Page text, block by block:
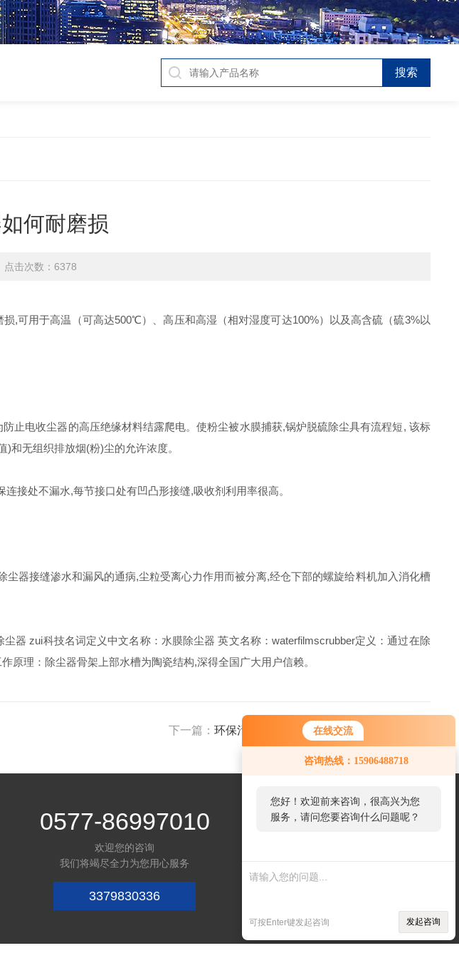
在线交流
咨询热线：15906488718
您好！欢迎前来咨询，很高兴为您
服务，请问您要咨询什么问题呢？
可按Enter键发起咨询 发起咨询
何耐磨损
击次数：6378
,可用于高温（可高达500℃）、高压和高湿（相对湿度可达100%）以及高含硫（硫3%以
止电收尘器的高压绝缘材料结露爬电。使粉尘被水膜捕获,锅炉脱硫除尘具有流程短, 该标
和无组织排放烟(粉)尘的允许浓度。
接处不漏水,每节接口处有凹凸形接缝,吸收剂利用率很高。
器接缝渗水和漏风的通病,尘粒受离心力作用而被分离,经仓下部的螺旋给料机加入消化槽
器 zui科技名词定义中文名称：水膜除尘器 英文名称：waterfilmscrubber定义：通过在除
原理：除尘器骨架上部水槽为陶瓷结构,深得全国广大用户信赖。
下一篇： 环保污水处理设备价格受哪些因素影响呢？
0577-86997010
欢迎您的咨询
我们将竭尽全力为您用心服务
3379830336
关注微信